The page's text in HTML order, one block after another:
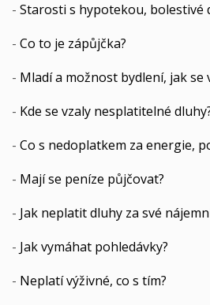
- Starosti s hypotekou, bolestivé
- Co to je zápůjčka?
- Mladí a možnost bydlení, jak
- Kde se vzaly nesplatitelné
- Co s nedoplatkem za energie,
- Mají se peníze půjčovat?
- Jak neplatit dluhy za své
- Jak vymáhat pohledávky?
- Neplatí výživné, co s tím?